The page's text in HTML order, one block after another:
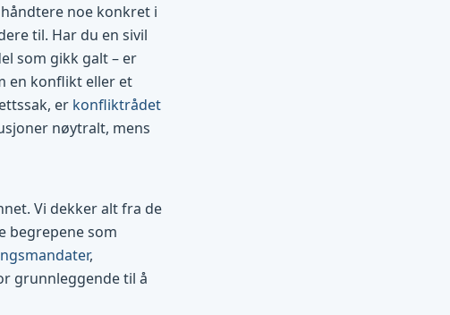
noe konkret i
til. Har du en sivil
som gikk galt – er
en konflikt eller et
er konfliktrådet
nøytralt, mens
Vi dekker alt fra de
begrepene som
,
grunnleggende til å